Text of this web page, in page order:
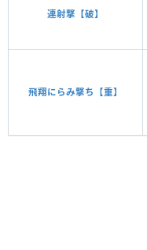
連射撃【破】
飛翔にらみ撃ち【重】